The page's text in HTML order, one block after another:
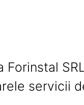
Forinstal
servicii